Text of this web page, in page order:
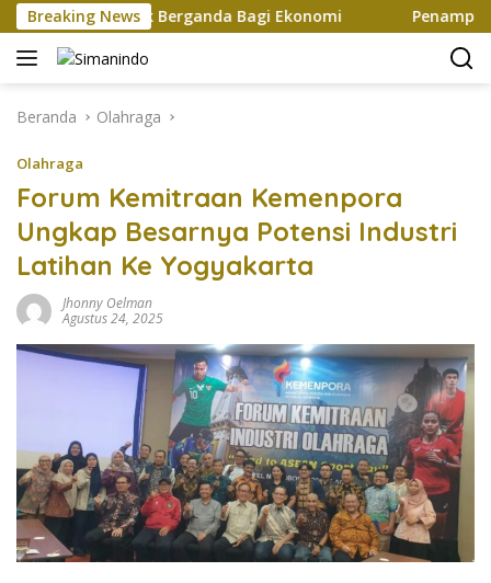
Langsung
ke
konten
Breaking News
Efek Berganda Bagi Ekonomi Penampilan dan
Beranda Olahraga
Olahraga
Forum Kemitraan Kemenpora
Ungkap Besarnya Potensi Industri
Latihan Ke Yogyakarta
Jhonny Oelman
Agustus 24, 2025